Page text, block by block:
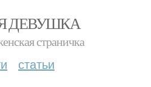
ДЕВУШКА
страничка
статьи